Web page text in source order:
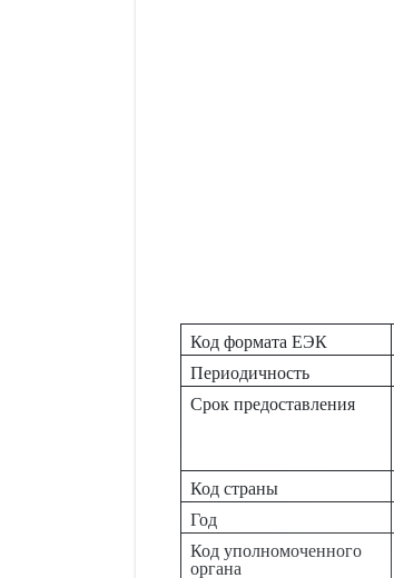
Код формата ЕЭК
Периодичность
Срок предоставления
Код страны
Год
Код уполномоченного
органа